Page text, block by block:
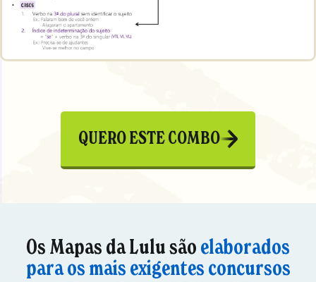
QUERO ESTE COMBO
Os Mapas da Lulu são elaborados
para os mais exigentes concursos